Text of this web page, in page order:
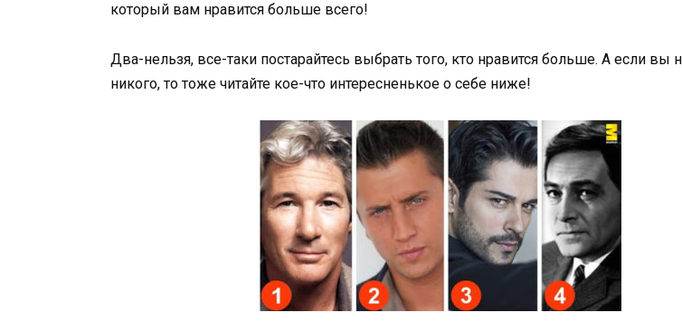
который вам нравится больше всего!
Два-нельзя, все-таки постарайтесь выбрать того, кто нравится больше. А если вы
никого, то тоже читайте кое-что интересненькое о себе ниже!